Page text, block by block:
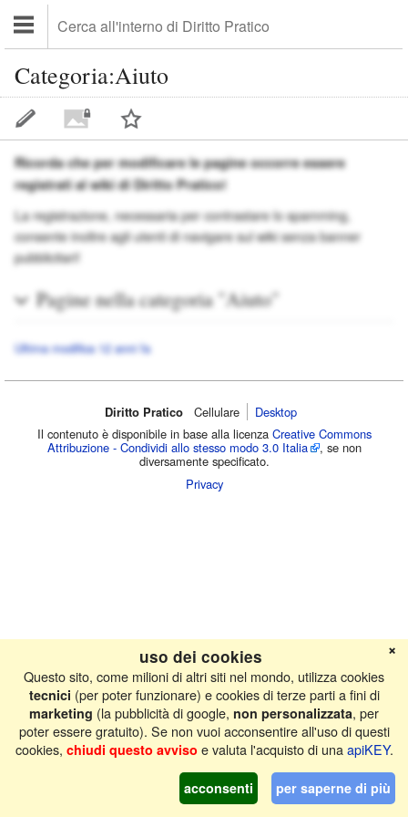
Categoria:Aiuto
Ricorda che per modificare le pagine occorre essere
registrati al wiki di Diritto Pratico!
La registrazione, necessaria per contrastare lo spamming,
consente inoltre agli utenti di navigare sul wiki senza banner
pubblicitari!
Pagine nella categoria "Aiuto"
Ultima modifica 12 anni fa
Diritto Pratico Cellulare‌
Desktop
Il contenuto è disponibile in base alla licenza Creative Commons
Attribuzione - Condividi allo stesso modo 3.0 Italia , se non
diversamente specificato.
Privacy
uso dei cookies ❌
Questo sito, come milioni di altri siti nel mondo, utilizza cookies
tecnici (per poter funzionare) e cookies di terze parti a fini di
marketing (la pubblicità di google, non personalizzata, per
poter essere gratuito). Se non vuoi acconsentire all'uso di questi
cookies, chiudi questo avvisoe valuta l'acquisto di unaapiKEY.
per saperne di più
acconsenti